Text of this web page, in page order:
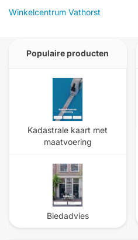
Winkelcentrum Vathorst
Populaire producten
Kadastrale kaart met
maatvoering
Biedadvies